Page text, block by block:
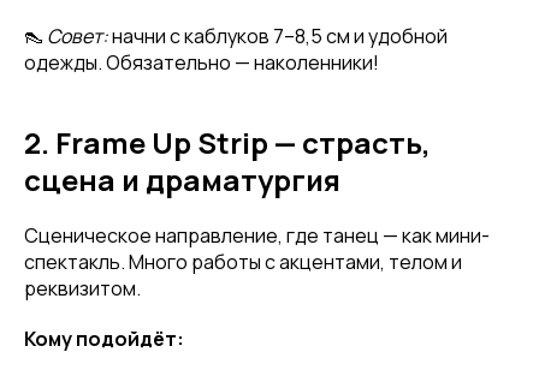
👠 Совет:начни с каблуков 7–8,5 см и удобной
одежды. Обязательно — наколенники!
2. Frame Up Strip — страсть,
сцена и драматургия
Сценическое направление, где танец — как мини-
спектакль. Много работы с акцентами, телом и
реквизитом.
Кому подойдёт: